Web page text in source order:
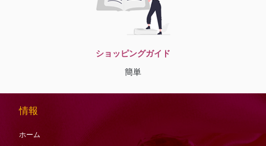
ショッピングガイド
簡単
情報
ホーム